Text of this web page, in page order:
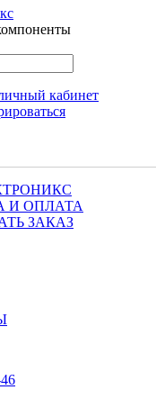
кабинет
И ОПЛАТА
ЗАКАЗ